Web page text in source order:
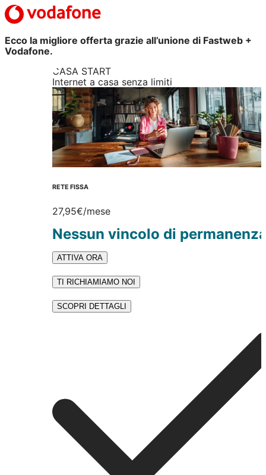
Ecco la migliore offerta grazie all’unione di Fastweb +
Vodafone.
CASA START
Internet a casa senza limiti
RETE FISSA
27,95€/mese
Nessun vincolo di
ATTIVA ORA
TI RICHIAMIAMO NOI
SCOPRI DETTAGLI